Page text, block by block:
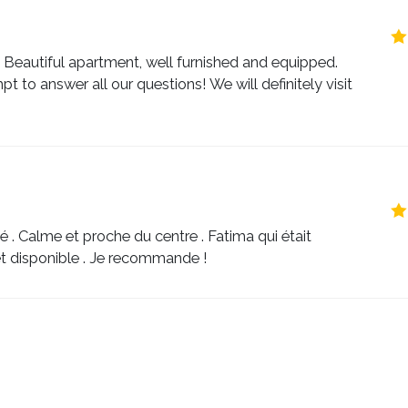
apartment, well furnished and equipped.
to answer all our questions! We will definitely visit
Calme et proche du centre . Fatima qui était
disponible . Je recommande !